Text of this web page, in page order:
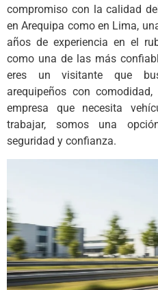
compromiso con la calidad
en Arequipa como en Lima,
años de experiencia en el
como una de las más
eres un visitante que
arequipeños con
empresa que necesita
trabajar, somos una
seguridad y confianza.